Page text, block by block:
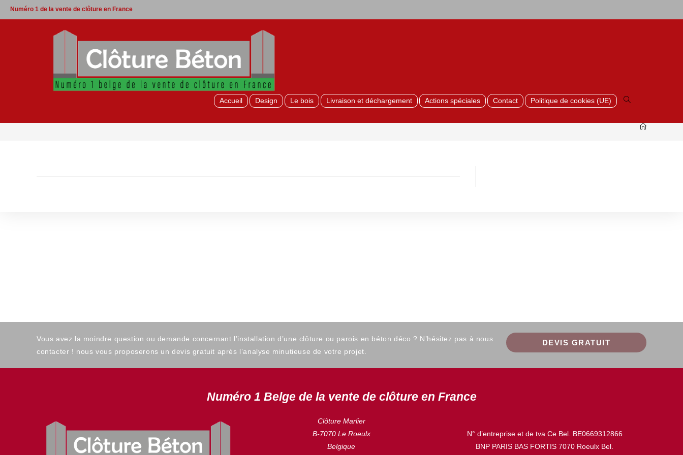
Skip
to
Numéro 1 de la vente de clôture en France
Accueil Design Le bois Livraison et déchargement Actions spéciales Contact Politique de cookies (UE)
Toggle
website
search
Vous avez la moindre question ou demande concernant l’installation d’une clôture ou parois en béton déco ? N’hésitez pas à nous
contacter ! nous vous proposerons un devis gratuit après l’analyse minutieuse de votre projet.
DEVIS GRATUIT
Numéro 1 Belge de la vente de clôture en France
Clôture Marlier
B-7070 Le Roeulx
Belgique
N° d’entreprise et de tva Ce Bel. BE0669312866
BNP PARIS BAS FORTIS 7070 Roeulx Bel.